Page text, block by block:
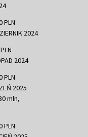
PLN
2024
2024
PLN
2025
mln,
PLN